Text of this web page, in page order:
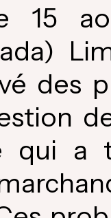
le 15
des
qui a